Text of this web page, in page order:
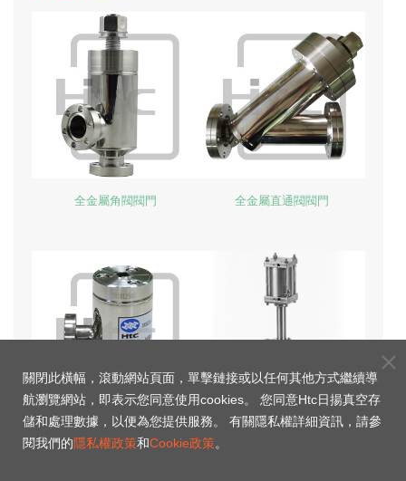
全金屬角閥閥門 全金屬直通閥閥門
迷你型全金屬閥門
關閉此橫幅，滾動網站頁面，單擊鏈接或以任何其他方式繼續導
航瀏覽網站，即表示您同意使用cookies。 您同意Htc日揚真空存
儲和處理數據，以便為您提供服務。 有關隱私權詳細資訊，請參
閱我們的隱私權政策和Cookie政策。